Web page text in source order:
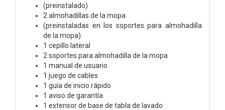
(preinstalado)
2 almohadillas de la mopa
(preinstaladas en los soportes para almohadilla
de la mopa)
1 cepillo lateral
2 soportes para almohadilla de la mopa
1 manual de usuario
1 juego de cables
1 guía de inicio rápido
1 aviso de garantía
1 extensor de base de tabla de lavado